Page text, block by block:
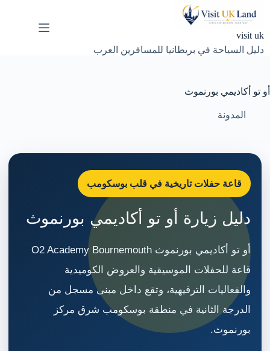
visit uk
دليل السياحة في بريطانيا للمسافرين العرب
أو تو أكاديمي بورنموث
المدونة
قاعة حفلات تاريخية في قلب بوسكومب
دليل زيارة أو تو أكاديمي بورنموث
أو تو أكاديمي بورنموث O2 Academy Bournemouth
قاعة للحفلات الموسيقية والعروض الكوميدية
والفعاليات الترفيهية، وتقع داخل مبنى مسجل من
الدرجة الثانية في منطقة بوسكومب شرق مركز
بورنموث.